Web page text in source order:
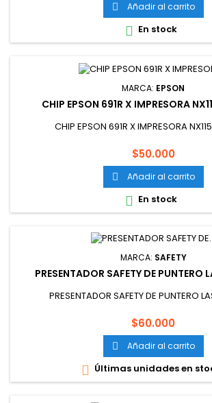
 Añadir al carrito
 En stock
MARCA: EPSON
CHIP EPSON 691R X IMPRESORA
CHIP EPSON 691R X IMPRESORA
Precio
$50.000
 Añadir al carrito
 En stock
MARCA: SAFETY
PRESENTADOR SAFETY DE PUNTERO
PRESENTADOR SAFETY DE PUNTERO
Precio
$60.000
 Añadir al carrito
 Últimas unidades en